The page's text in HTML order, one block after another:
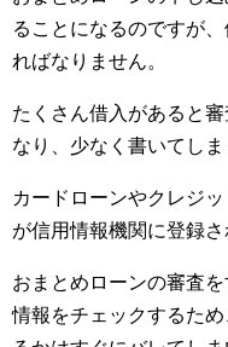
ることになるのですが
ればなりません。
たくさん借入があると
なり、少なく書いてし
カードローンやクレジ
が信用情報機関に登録さ
おまとめローンの審査
情報をチェックするた